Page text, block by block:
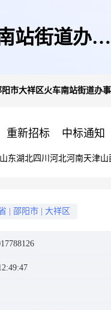
站街道办事
阳市大祥区火车南站街道办
重新招标 中标通知
山东湖北四川 河北河南天津山
邵阳市 大祥区